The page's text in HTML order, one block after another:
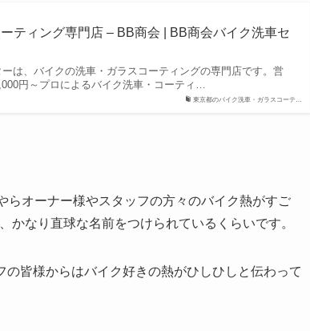
東京都のバイク洗車・ガラスコーテ…
ティング専門店 – BB商会 | BB商会バイク洗車セ
は、バイクの洗車・ガラスコーティングの専門店です。営
円～プロによるバイク洗車・コーティ…
オーナー様やスタッフの方々のバイク熱がすご
なり直球な名前をつけられているくらいです。
皆様からはバイク好きの熱がひしひしと伝わって